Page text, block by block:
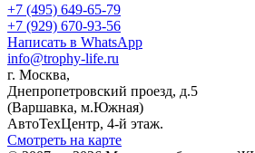
+7 (495) 649-65-79
+7 (929) 670-93-56
Написать в WhatsApp
info@trophy-life.ru
г. Москва,
Днепропетровский проезд, д.5
(Варшавка, м.Южная)
АвтоТехЦентр, 4-й этаж.
Смотреть на карте